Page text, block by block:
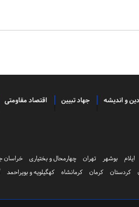
دین و اندیشه جهاد تبیین اقتصاد مقاومتی
ایلام بوشهر تهران چهارمحال و بختیاری خراسان
کردستان کرمان کرمانشاه کهگیلویه و بویراحمد